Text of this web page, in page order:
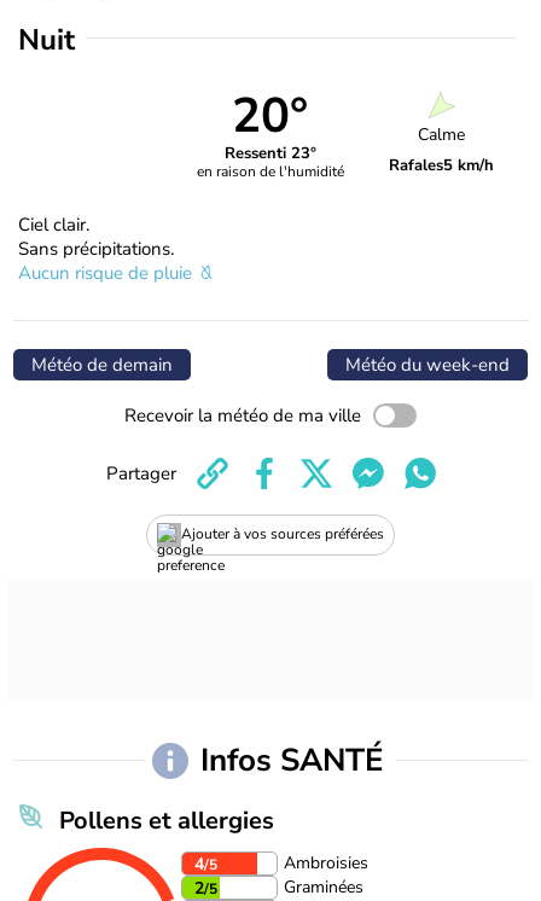
Nuit
20°
Ressenti 23°
en raison de l'humidité
Calme
Rafales5 km/h
Ciel clair.
Sans précipitations.
Aucun risque de pluie
Météo de demain Météo du week-end
Recevoir la météo de ma ville
Ajouter à vos sources préférées
Partager
Infos SANTÉ
Pollens et allergies
4/5
Ambroisies
2/5
Graminées